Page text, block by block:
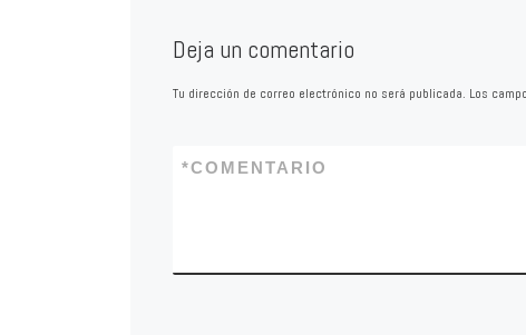
Deja un comentario
Tu dirección de correo electrónico no será publicada. Los
COMENTARIO
*